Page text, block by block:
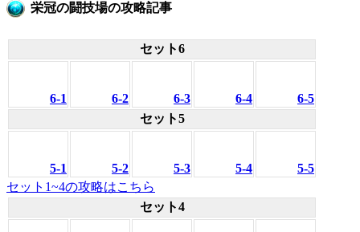
栄冠の闘技場の攻略記事
セット6
6-1 6-2 6-3 6-4
6-5
セット5
5-1 5-2 5-3 5-4
5-5
セット1~4の攻略はこちら
セット4